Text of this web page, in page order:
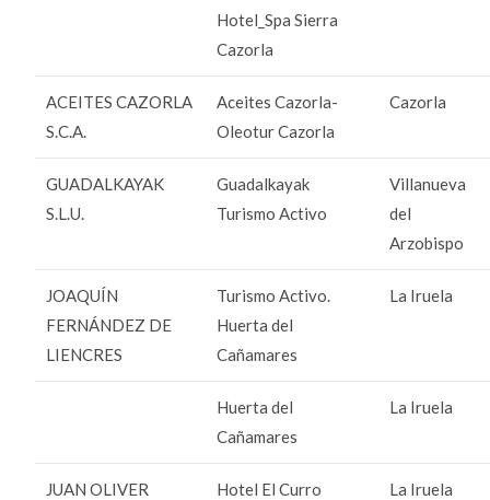
Hotel_Spa Sierra
Cazorla
ACEITES CAZORLA
S.C.A.
Aceites Cazorla-
Oleotur Cazorla
Cazorla
GUADALKAYAK
S.L.U.
Guadalkayak
Turismo Activo
Villanueva
del
Arzobispo
JOAQUÍN
FERNÁNDEZ DE
LIENCRES
Turismo Activo.
Huerta del
Cañamares
La Iruela
Huerta del
Cañamares
La Iruela
JUAN OLIVER
Hotel El Curro
La Iruela